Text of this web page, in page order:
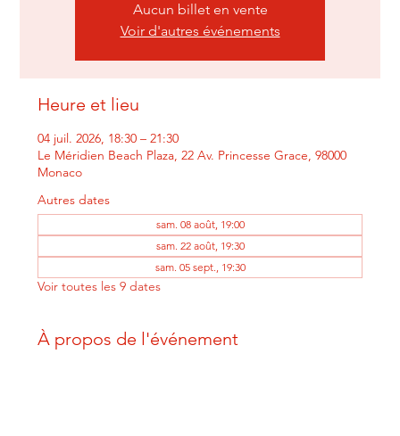
Aucun billet en vente
Voir d'autres événements
Heure et lieu
04 juil. 2026, 18:30 – 21:30
Le Méridien Beach Plaza, 22 Av. Princesse Grace, 98000
Monaco
Autres dates
sam. 08 août, 19:00
sam. 22 août, 19:30
sam. 05 sept., 19:30
Voir toutes les 9 dates
À propos de l'événement